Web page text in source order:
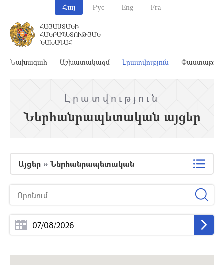
Հայ Рус Eng Fra
ՀԱՅԱՍՏԱՆԻ
ՀԱՆՐԱՊԵՏՈՒԹՅԱՆ
ՆԱԽԱԳԱՀ
Նախագահ Աշխատակազմ Լրատվություն
Լրատվություն
Ներհանրապետական այցեր
Այցեր » Ներհանրապետական